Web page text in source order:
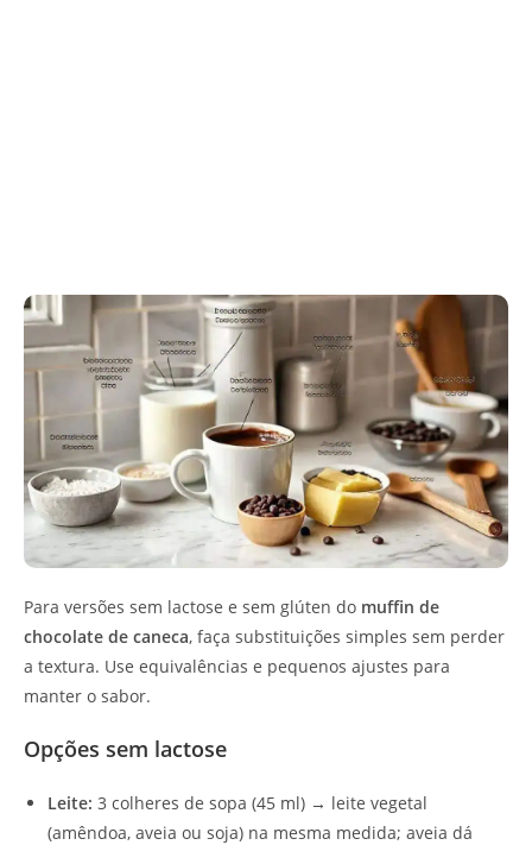
Para versões sem lactose e sem glúten do muffin de
chocolate de caneca, faça substituições simples sem perder
a textura. Use equivalências e pequenos ajustes para
manter o sabor.
Opções sem lactose
Leite: 3 colheres de sopa (45 ml) → leite vegetal
(amêndoa, aveia ou soja) na mesma medida; aveia dá